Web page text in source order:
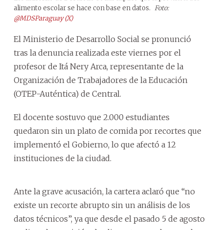
alimento escolar se hace con base en datos. Foto:
@MDSParaguay (X)
El Ministerio de Desarrollo Social se pronunció
tras la denuncia realizada este viernes por el
profesor de Itá Nery Arca, representante de la
Organización de Trabajadores de la Educación
(OTEP-Auténtica) de Central.
El docente sostuvo que 2.000 estudiantes
quedaron sin un plato de comida por recortes que
implementó el Gobierno, lo que afectó a 12
instituciones de la ciudad.
Ante la grave acusación, la cartera aclaró que “no
existe un recorte abrupto sin un análisis de los
datos técnicos”, ya que desde el pasado 5 de agosto